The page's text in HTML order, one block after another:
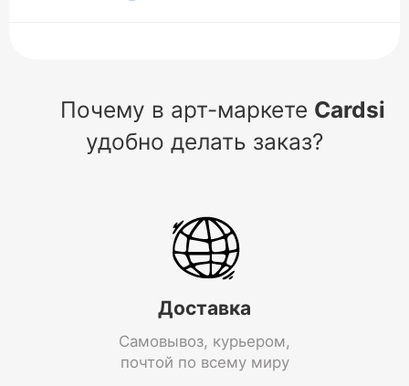
Почему в арт-маркете Cardsi
удобно делать заказ?
Доставка
Самовывоз, курьером,
почтой по всему миру